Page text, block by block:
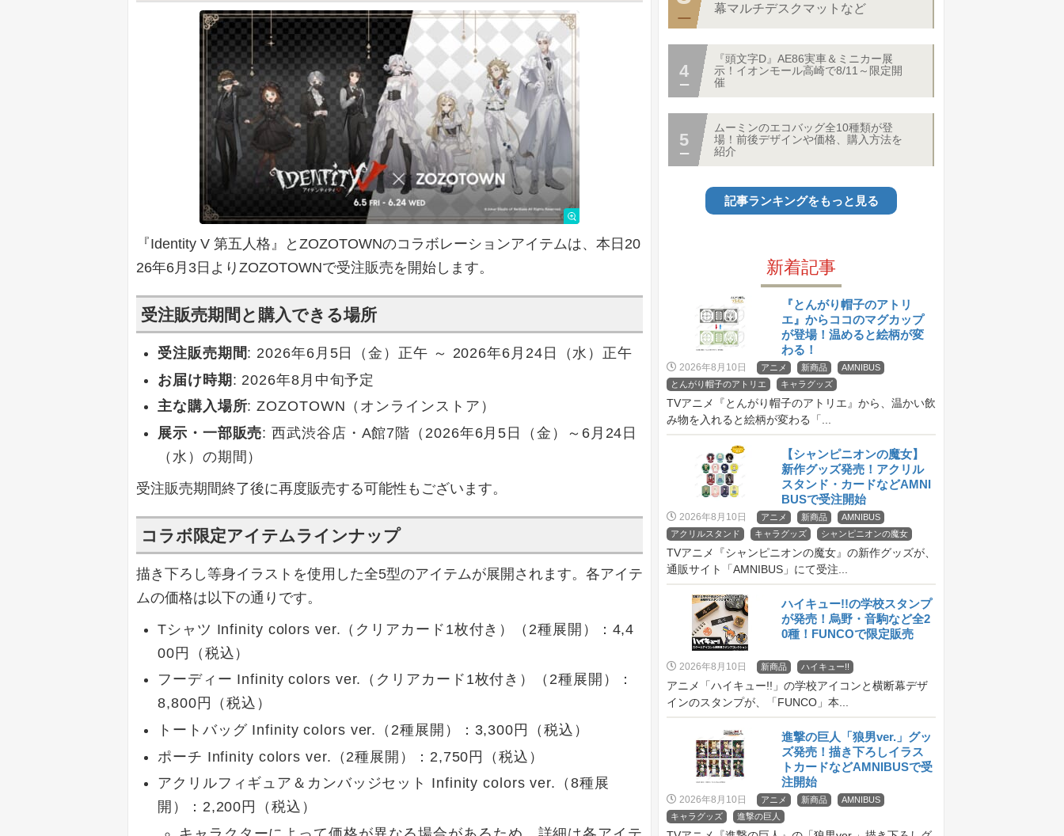
『Identity V 第五人格』とZOZOTOWNのコラボレーションアイテムは、本日20
26年6月3日よりZOZOTOWNで受注販売を開始します。
受注販売期間と購入できる場所
受注販売期間: 2026年6月5日（金）正午 ～ 2026年6月24日（水）正午
お届け時期 : 2026年8月中旬予定
主な購入場所: ZOZOTOWN（オンラインストア）
展示・一部販売: 西武渋谷店・A館7階（2026年6月5日（金）～6月24日
（水）の期間）
受注販売期間終了後に再度販売する可能性もございます。
コラボ限定アイテムラインナップ
描き下ろし等身イラストを使用した全5型のアイテムが展開されます。各アイテ
ムの価格は以下の通りです。
Tシャツ Infinity colors ver.（クリアカード1枚付き）（2種展開）：4,4
00円（税込）
フーディー Infinity colors ver.（クリアカード1枚付き）（2種展開）：
8,800円（税込）
トートバッグ Infinity colors ver.（2種展開）：3,300円（税込）
ポーチ Infinity colors ver.（2種展開）：2,750円（税込）
アクリルフィギュア＆カンバッジセット Infinity colors ver.（8種展
開）：2,200円（税込）
幕マルチデスクマットなど
『頭文字D』AE86実車＆ミニカー展
示！イオンモール高崎で8/11～限定開
催
ムーミンのエコバッグ全10種類が登
場！前後デザインや価格、購入方法を
紹介
記事ランキングをもっと見る
新着記事
『とんがり帽子のアトリ
エ』からココのマグカップ
が登場！温めると絵柄が変
わる！
2026年8月10日 アニメ 新商品
AMNIBUS
とんがり帽子のアトリエ
キャラグッズ
TVアニメ『とんがり帽子のアトリエ』から、温かい飲
み物を入れると絵柄が変わる「...
【シャンピニオンの魔女】
新作グッズ発売！アクリル
スタンド・カードなどAMNI
BUSで受注開始
2026年8月10日 アニメ 新商品
AMNIBUS
アクリルスタンド
キャラグッズ シャンピニオンの魔女
TVアニメ『シャンピニオンの魔女』の新作グッズが、
通販サイト「AMNIBUS」にて受注...
ハイキュー!!の学校スタンプ
が発売！烏野・音駒など全2
0種！FUNCOで限定販売
2026年8月10日 新商品 ハイキュー!!
アニメ「ハイキュー!!」の学校アイコンと横断幕デザ
インのスタンプが、「FUNCO」本...
進撃の巨人「狼男ver.」グッ
ズ発売！描き下ろしイラス
トカードなどAMNIBUSで受
注開始
2026年8月10日 アニメ 新商品
AMNIBUS
キャラグッズ
進撃の巨人